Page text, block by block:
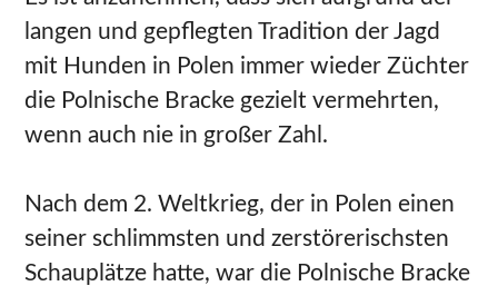
langen und gepflegten Tradition der Jagd
mit Hunden in Polen immer wieder Züchter
die Polnische Bracke gezielt vermehrten,
wenn auch nie in großer Zahl.
Nach dem 2. Weltkrieg, der in Polen einen
seiner schlimmsten und zerstörerischsten
Schauplätze hatte, war die Polnische Bracke